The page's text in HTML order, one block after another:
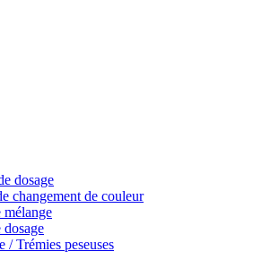
dosage
changement de couleur
mélange
dosage
/ Trémies peseuses